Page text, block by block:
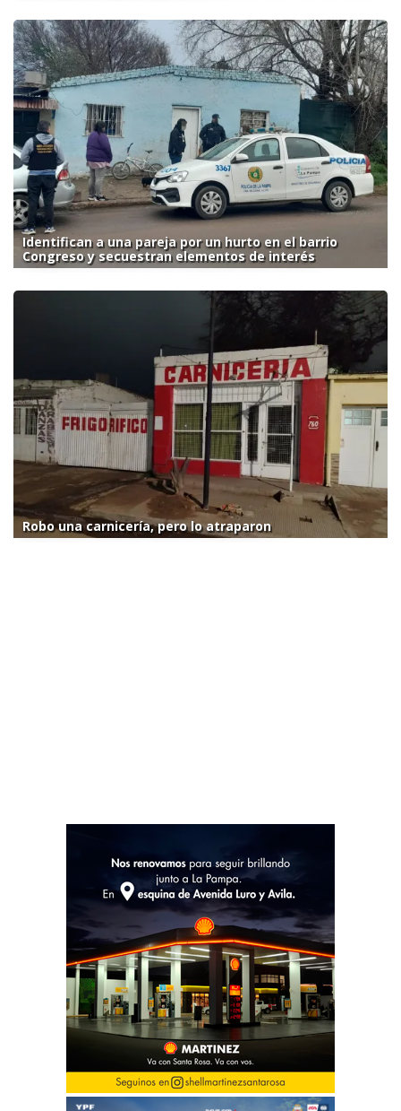
Identifican a una pareja por un hurto en el barrio
Congreso y secuestran elementos de interés
Robo una carnicería, pero lo atraparon